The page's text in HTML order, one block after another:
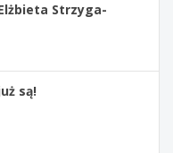
Strzyga-
są!